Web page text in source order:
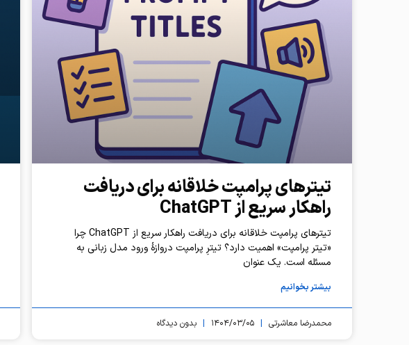
تیترهای پرامپت خلاقانه برای دریافت
راهکار سریع از ChatGPT
تیترهای پرامپت خلاقانه برای دریافت راهکار سریع از ChatGPT چرا
«تیتر پرامپت» اهمیت دارد؟ تیترِ پرامپت دروازهٔ ورود مدل زبانی به
مسئله است. یک عنوان
بیشتر بخوانیم
محمدرضا معاشرتی بدون دیدگاه